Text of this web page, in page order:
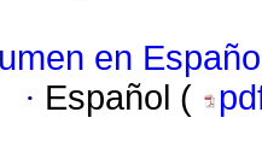
en
· Español (